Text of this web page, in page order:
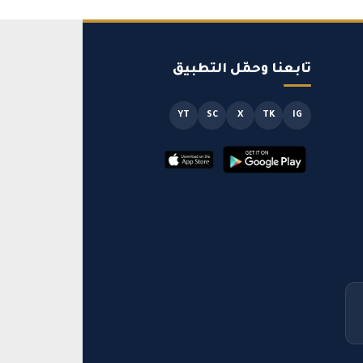
تابعنا وحمّل التطبيق
IG
TK
X
SC
YT